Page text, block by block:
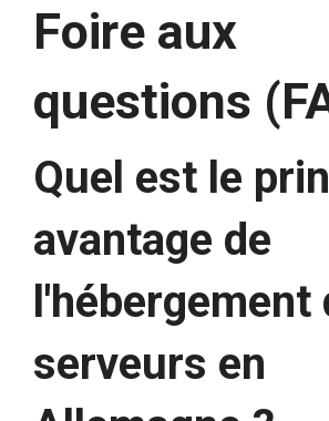
Foire aux
questions
Quel est le
avantage de
l'hébergement
serveurs en